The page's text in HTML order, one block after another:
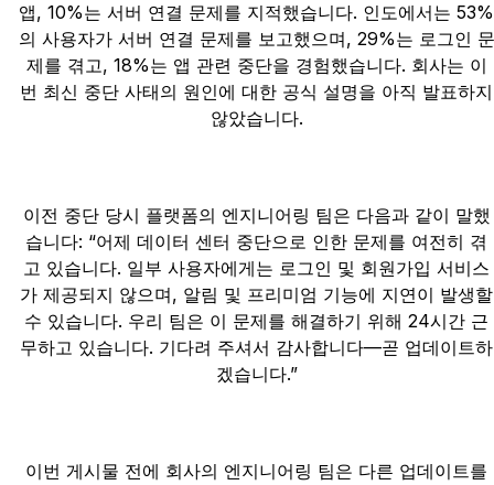
앱, 10%는 서버 연결 문제를 지적했습니다. 인도에서는 53%
의 사용자가 서버 연결 문제를 보고했으며, 29%는 로그인 문
제를 겪고, 18%는 앱 관련 중단을 경험했습니다. 회사는 이
번 최신 중단 사태의 원인에 대한 공식 설명을 아직 발표하지
않았습니다.
이전 중단 당시 플랫폼의 엔지니어링 팀은 다음과 같이 말했
습니다: “어제 데이터 센터 중단으로 인한 문제를 여전히 겪
고 있습니다. 일부 사용자에게는 로그인 및 회원가입 서비스
가 제공되지 않으며, 알림 및 프리미엄 기능에 지연이 발생할
수 있습니다. 우리 팀은 이 문제를 해결하기 위해 24시간 근
무하고 있습니다. 기다려 주셔서 감사합니다—곧 업데이트하
겠습니다.”
이번 게시물 전에 회사의 엔지니어링 팀은 다른 업데이트를